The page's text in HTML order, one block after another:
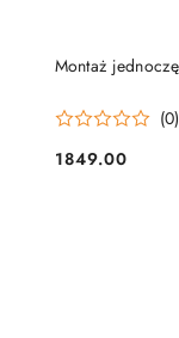
Montaż
(0)
Cena:
1849.00